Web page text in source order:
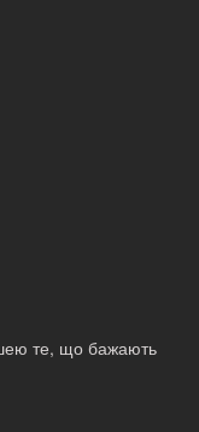
те, що бажають